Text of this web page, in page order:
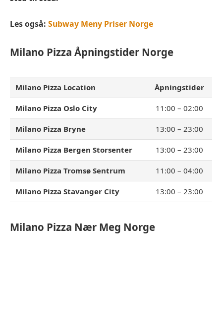
Les også: Subway Meny Priser Norge
Milano Pizza Åpningstider Norge
Milano Pizza Location Åpningstider
Milano Pizza Oslo City 11:00 – 02:00
Milano Pizza Bryne 13:00 – 23:00
Milano Pizza Bergen Storsenter 13:00 – 23:00
Milano Pizza Tromsø Sentrum 11:00 – 04:00
Milano Pizza Stavanger City 13:00 – 23:00
Milano Pizza Nær Meg Norge